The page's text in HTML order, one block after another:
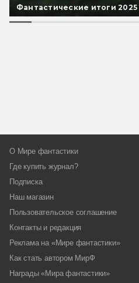
Фантастические итоги 2025
О Мире фантастики
Где купить журнал?
Подписка
Наш магазин
Пользовательское соглашение
Контакты и редакция
Реклама на «Мире фантастики»
Как стать автором МирФ
Награды «Мира фантастики»